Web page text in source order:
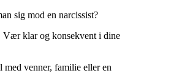
sig mod en narcissist?
Vær klar og konsekvent i dine
med venner, familie eller en